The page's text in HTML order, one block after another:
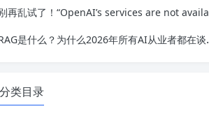
再乱试了！“OpenAI’s services are not available in your country.”问题根源与访问方案
是什么？为什么2026年所有AI从业者都在谈论它？
分类目录